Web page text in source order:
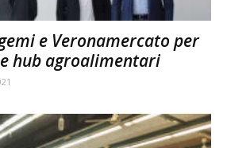
e Veronamercato per
hub agroalimentari